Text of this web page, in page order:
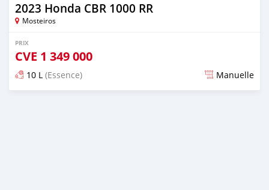
2023 Honda CBR 1000 RR
Mosteiros
PRIX
CVE 1 349 000
10 L (Essence) Manuelle